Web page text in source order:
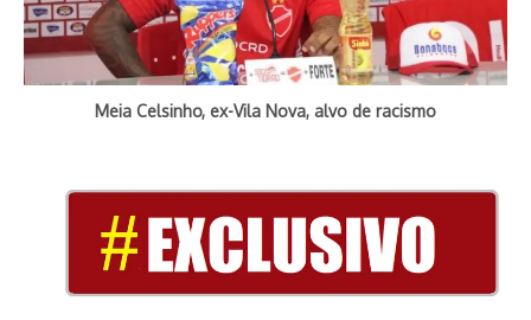
Meia Celsinho, ex-Vila Nova, alvo de racismo